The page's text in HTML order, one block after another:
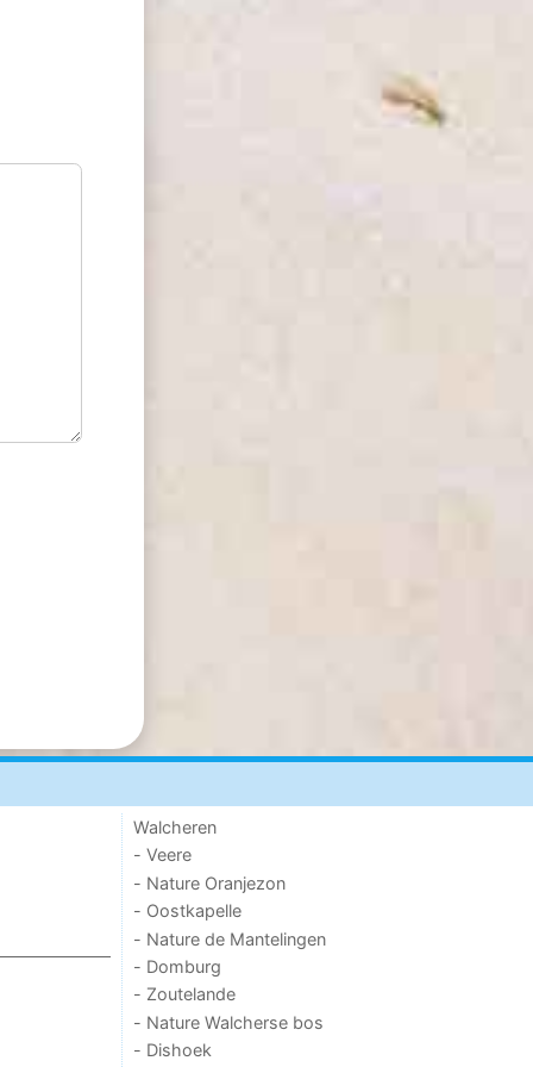
Walcheren
- Veere
- Nature Oranjezon
- Oostkapelle
- Nature de Mantelingen
- Domburg
- Zoutelande
- Nature Walcherse bos
- Dishoek